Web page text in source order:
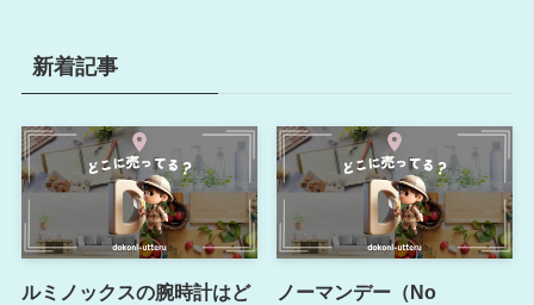
新着記事
ルミノックスの腕時計はど
ノーマンデー（No